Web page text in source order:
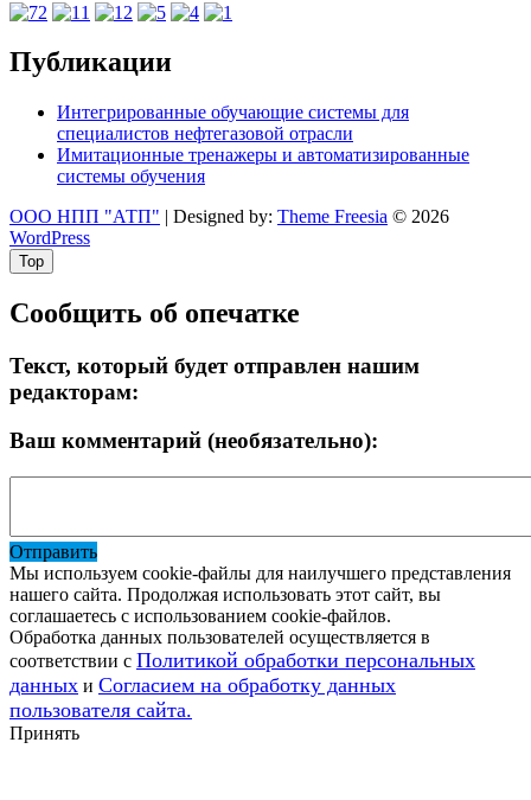
Публикации
Интегрированные обучающие системы для
специалистов нефтегазовой отрасли
Имитационные тренажеры и автоматизированные
системы обучения
ООО НПП "АТП" | Designed by: Theme Freesia © 2026
WordPress
Top
Сообщить об опечатке
Текст, который будет отправлен нашим
редакторам:
Ваш комментарий (необязательно):
Отправить
Мы используем cookie-файлы для наилучшего представления
нашего сайта. Продолжая использовать этот сайт, вы
соглашаетесь с использованием cookie-файлов.
Обработка данных пользователей осуществляется в
соответствии с Политикой обработки персональных
данных и Согласием на обработку данных
пользователя сайта.
Принять